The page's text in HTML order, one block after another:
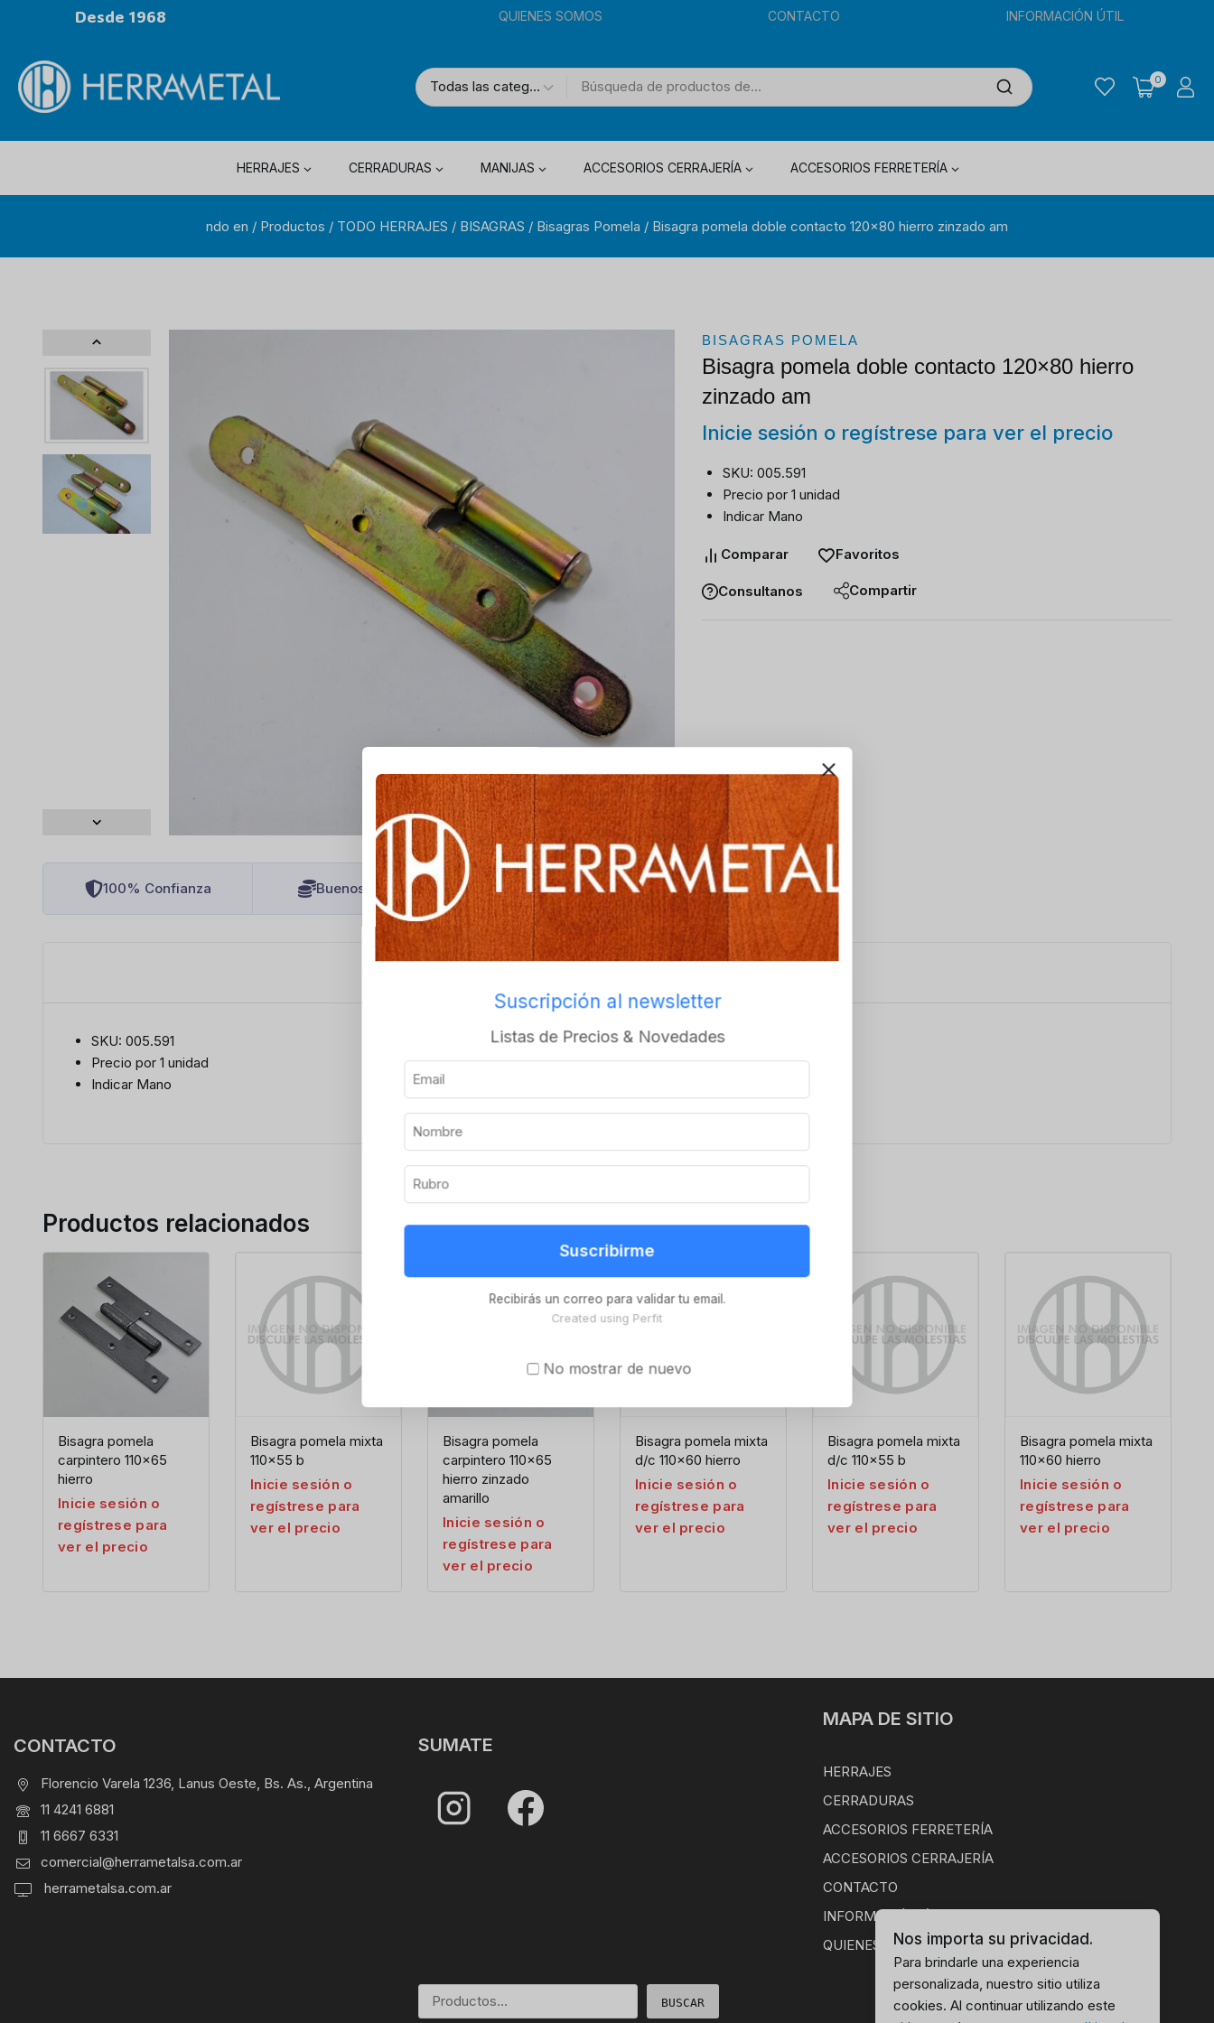
Desde 1968 QUIENES SOMOS CONTACTO INFORMACIÓN ÚTIL
0
HERRAJES CERRADURAS MANIJAS ACCESORIOS CERRAJERÍA ACCESORIOS FERRETERÍA
ndo en / Productos / TODO HERRAJES / BISAGRAS / Bisagras Pomela / Bisagra pomela doble contacto 120×80 hierro zinzado am
100% Confianza Buenos Precios Envios a todo el pais
BISAGRAS POMELA
Bisagra pomela doble contacto 120×80 hierro
zinzado am
Inicie sesión o regístrese para ver el precio
SKU: 005.591
Precio por 1 unidad
Indicar Mano
Comparar Favoritos
Consultanos Compartir
SKU: 005.591
Precio por 1 unidad
Indicar Mano
Productos relacionados
Bisagra pomela
carpintero 110×65
hierro
Inicie sesión o
regístrese para
ver el precio
Bisagra pomela mixta
110×55 b
Inicie sesión o
regístrese para
ver el precio
Bisagra pomela
carpintero 110×65
hierro zinzado
amarillo
Inicie sesión o
regístrese para
ver el precio
Bisagra pomela mixta
d/c 110×60 hierro
Inicie sesión o
regístrese para
ver el precio
Bisagra pomela mixta
d/c 110×55 b
Inicie sesión o
regístrese para
ver el precio
Bisagra pomela mixta
110×60 hierro
Inicie sesión o
regístrese para
ver el precio
CONTACTO
Florencio Varela 1236, Lanus Oeste, Bs. As., Argentina
11 4241 6881
11 6667 6331
comercial@herrametalsa.com.ar
herrametalsa.com.ar
SUMATE
MAPA DE SITIO
HERRAJES
CERRADURAS
ACCESORIOS FERRETERÍA
ACCESORIOS CERRAJERÍA
CONTACTO
INFORMACIÓN ÚTIL
QUIENES SOMOS
BUSCAR
Suscripción al newsletter
Listas de Precios & Novedades
Suscribirme
Recibirás un correo para validar tu email.
Created using Perfit
No mostrar de nuevo
Nos importa su privacidad.
Para brindarle una experiencia
personalizada, nuestro sitio utiliza
cookies. Al continuar utilizando este